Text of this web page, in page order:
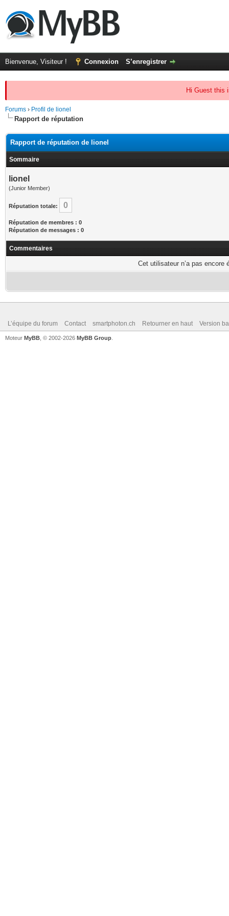
Bienvenue, Visiteur ! Connexion S’enregistrer
Hi Guest this
Forums › Profil de lionel
Rapport de réputation
Rapport de réputation de lionel
Sommaire
lionel
(Junior Member)
Réputation totale: 0
Réputation de membres : 0
Réputation de messages : 0
Commentaires
Cet utilisateur n’a pas
L’équipe du forum Contact smartphoton.ch Retourner en haut Version
Moteur MyBB , © 2002-2026 MyBB Group